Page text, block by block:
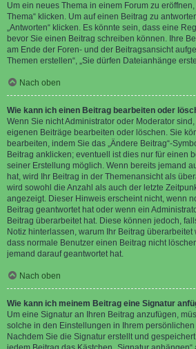
Um ein neues Thema in einem Forum zu
Thema“ klicken. Um auf einen Beitrag zu
„Antworten“ klicken. Es könnte sein, dass eine
bevor Sie einen Beitrag schreiben können. Ihre
am Ende der Foren- und der Beitragsansicht
Themen erstellen“, „Sie dürfen Dateianhänge
Nach oben
Wie kann ich einen Beitrag bearbeiten oder
Wenn Sie nicht Administrator oder Moderator
eigenen Beiträge bearbeiten oder löschen. Sie
bearbeiten, indem Sie das „Ändere Beitrag“-
Beitrag anklicken; eventuell ist dies nur für einen
seiner Erstellung möglich. Wenn bereits jemand
hat, wird Ihr Beitrag in der Themenansicht als
wird sowohl die Anzahl als auch der letzte
angezeigt. Dieser Hinweis erscheint nicht, wenn
Beitrag geantwortet hat oder wenn ein
Beitrag überarbeitet hat. Diese können jedoch,
Notiz hinterlassen, warum Ihr Beitrag
dass normale Benutzer einen Beitrag nicht
jemand darauf geantwortet hat.
Nach oben
Wie kann ich meinem Beitrag eine Signatur
Um eine Signatur an Ihren Beitrag anzufügen,
solche in den Einstellungen in Ihrem
Nachdem Sie die Signatur erstellt und